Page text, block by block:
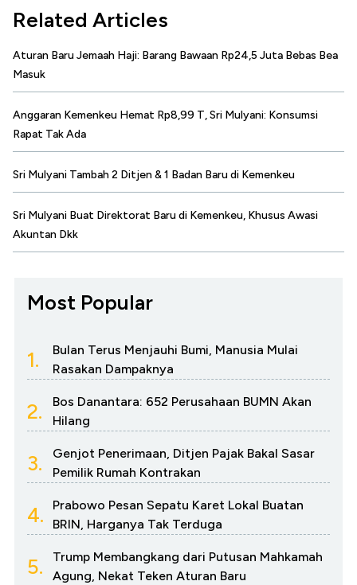
Related Articles
Aturan Baru Jemaah Haji: Barang Bawaan Rp24,5 Juta Bebas Bea
Masuk
Anggaran Kemenkeu Hemat Rp8,99 T, Sri Mulyani: Konsumsi
Rapat Tak Ada
Sri Mulyani Tambah 2 Ditjen & 1 Badan Baru di Kemenkeu
Sri Mulyani Buat Direktorat Baru di Kemenkeu, Khusus Awasi
Akuntan Dkk
Most Popular
1.
Bulan Terus Menjauhi Bumi, Manusia Mulai
Rasakan Dampaknya
2.
Bos Danantara: 652 Perusahaan BUMN Akan
Hilang
3.
Genjot Penerimaan, Ditjen Pajak Bakal Sasar
Pemilik Rumah Kontrakan
4.
Prabowo Pesan Sepatu Karet Lokal Buatan
BRIN, Harganya Tak Terduga
5.
Trump Membangkang dari Putusan Mahkamah
Agung, Nekat Teken Aturan Baru